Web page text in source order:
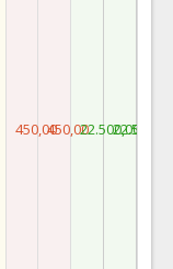
450,00450,0022.500,00